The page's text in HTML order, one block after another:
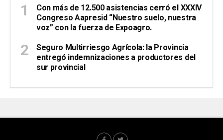
Con más de 12.500 asistencias cerró el XXXIV
Congreso Aapresid “Nuestro suelo, nuestra
voz” con la fuerza de Expoagro.
Seguro Multirriesgo Agrícola: la Provincia
entregó indemnizaciones a productores del
sur provincial